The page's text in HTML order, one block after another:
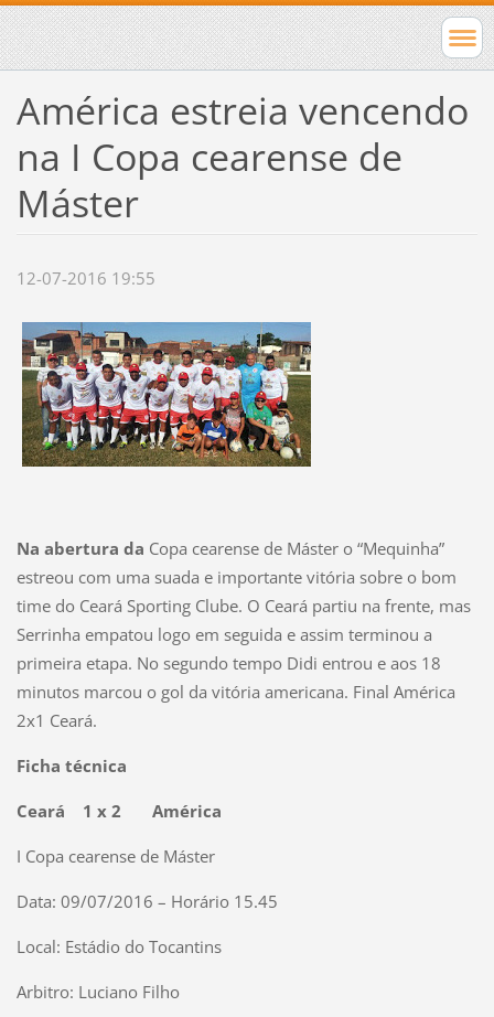
América estreia vencendo
na I Copa cearense de
Máster
12-07-2016 19:55
Na abertura da Copa cearense de Máster o “Mequinha”
estreou com uma suada e importante vitória sobre o bom
time do Ceará Sporting Clube. O Ceará partiu na frente, mas
Serrinha empatou logo em seguida e assim terminou a
primeira etapa. No segundo tempo Didi entrou e aos 18
minutos marcou o gol da vitória americana. Final América
2x1 Ceará.
Ficha técnica
Ceará 1 x 2 América
I Copa cearense de Máster
Data: 09/07/2016 – Horário 15.45
Local: Estádio do Tocantins
Arbitro: Luciano Filho